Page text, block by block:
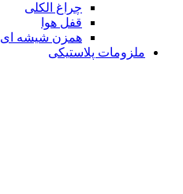
چراغ الکلی
قفل هوا
همزن شیشه ای
ملزومات پلاستیکی